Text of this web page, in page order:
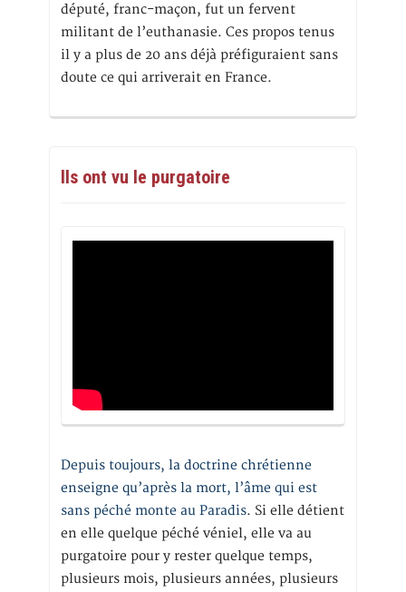
député, franc-maçon, fut un fervent
militant de l’euthanasie. Ces propos tenus
il y a plus de 20 ans déjà préfiguraient sans
doute ce qui arriverait en France.
Ils ont vu le purgatoire
Depuis toujours, la doctrine chrétienne
enseigne qu’après la mort, l’âme qui est
sans péché monte au Paradis. Si elle détient
en elle quelque péché véniel, elle va au
purgatoire pour y rester quelque temps,
plusieurs mois, plusieurs années, plusieurs